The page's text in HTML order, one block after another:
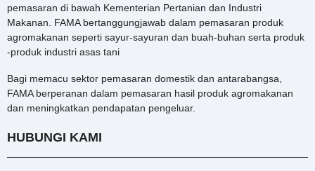
pemasaran di bawah Kementerian Pertanian dan Industri
Makanan. FAMA bertanggungjawab dalam pemasaran produk
agromakanan seperti sayur-sayuran dan buah-buhan serta produk
-produk industri asas tani
Bagi memacu sektor pemasaran domestik dan antarabangsa,
FAMA berperanan dalam pemasaran hasil produk agromakanan
dan meningkatkan pendapatan pengeluar.
HUBUNGI KAMI